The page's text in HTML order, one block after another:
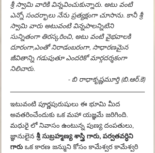
శ్రీ స్వామి వారికి విన్నవించుకున్నారు. అటు వంటి
ఎన్నో సందర్భాలు నేను ప్రత్యక్షంగా చూసాను. కానీ శ్రీ
స్వామి వారు అటువంటి విన్నపాలన్నిటిని
సున్నితంగా తిరస్కరించి, అటు వంటి వైభవాలకి
దూరంగా,ఎంతో నిరాడంబరంగా, సాధారణమైన
జీవితాన్ని గడుపుతూ ఎందరికో మార్గదర్శకంగా
నిలిచారు.
- బి రాధాకృష్ణమూర్తి (బి.ఆర్.కె)
ఇటువంటి పూర్ణపురుషులు ఈ భూమి మీద
అవతరించేందుకు ఒక మహా యజ్ఞమే జరిగింది.
మధురై లో నివాసం ఉంటున్న పుణ్య దంపతులు,
జ్ఞానులైన శ్రీ సుబ్రహ్మణ్య శాస్త్రి గారు, పర్వతవర్ధిని
గారు ఒక కారణ జన్ముని కోసం కామేశ్వర కామేశ్వరి